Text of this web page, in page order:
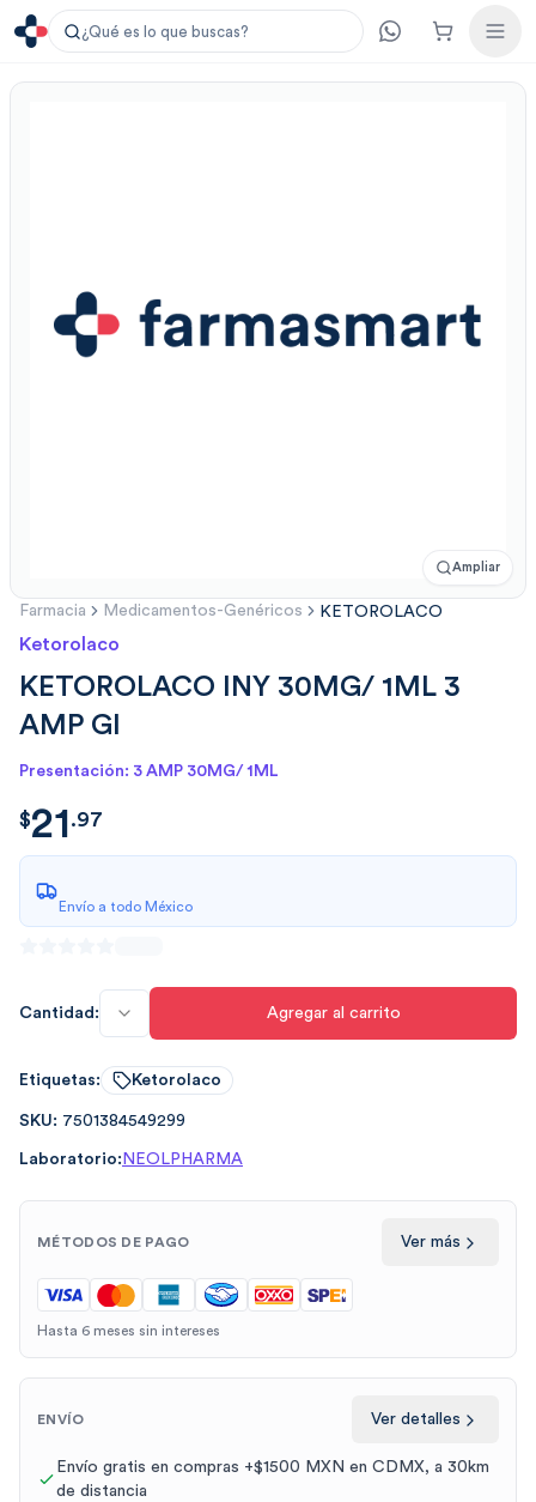
¿Qué es lo que buscas?
Ampliar
Farmacia Medicamentos-Genéricos KETOROLACO
Ketorolaco
KETOROLACO INY 30MG/ 1ML 3
AMP GI
Presentación: 3 AMP 30MG/ 1ML
$21.970795454545434
$21.97
Envío a todo México
Cantidad: Agregar al carrito
Etiquetas: Ketorolaco
SKU: 7501384549299
Laboratorio: NEOLPHARMA
MÉTODOS DE PAGO Ver más
Hasta 6 meses sin intereses
ENVÍO Ver detalles
Envío gratis en compras +$1500 MXN en CDMX, a 30km
de distancia